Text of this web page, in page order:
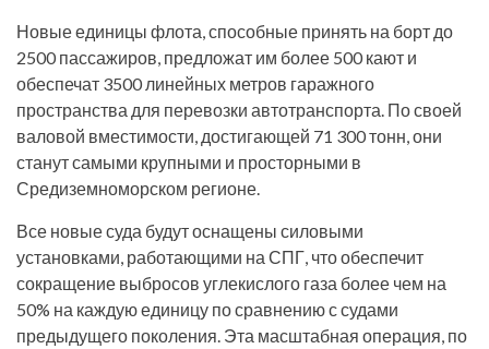
Новые единицы флота, способные принять на борт до
2500 пассажиров, предложат им более 500 кают и
обеспечат 3500 линейных метров гаражного
пространства для перевозки автотранспорта. По своей
валовой вместимости, достигающей 71 300 тонн, они
станут самыми крупными и просторными в
Средиземноморском регионе.
Все новые суда будут оснащены силовыми
установками, работающими на СПГ, что обеспечит
сокращение выбросов углекислого газа более чем на
50% на каждую единицу по сравнению с судами
предыдущего поколения. Эта масштабная операция, по